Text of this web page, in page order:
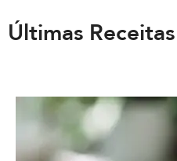
Últimas Receitas